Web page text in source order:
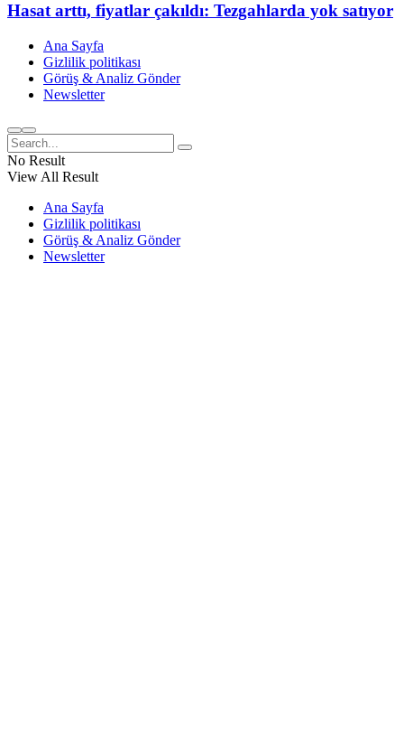
Hasat arttı, fiyatlar çakıldı: Tezgahlarda yok satıyor
Ana Sayfa
Gizlilik politikası
Görüş & Analiz Gönder
Newsletter
No Result
View All Result
Ana Sayfa
Gizlilik politikası
Görüş & Analiz Gönder
Newsletter